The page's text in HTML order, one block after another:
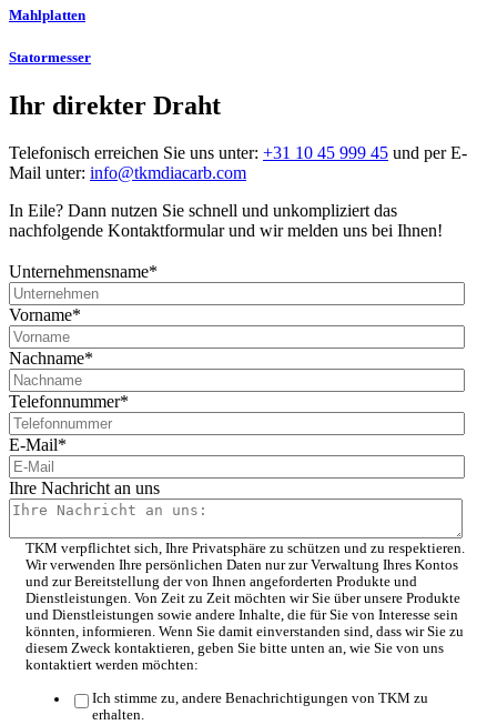
Mahlplatten
Statormesser
Ihr direkter Draht
Telefonisch erreichen Sie uns unter: +31 10 45 999 45 und per E-
Mail unter: info@tkmdiacarb.com
In Eile? Dann nutzen Sie schnell und unkompliziert das
nachfolgende Kontaktformular und wir melden uns bei Ihnen!
Unternehmensname*
Vorname*
Nachname*
Telefonnummer*
E-Mail*
Ihre Nachricht an uns
TKM verpflichtet sich, Ihre Privatsphäre zu schützen und zu respektieren.
Wir verwenden Ihre persönlichen Daten nur zur Verwaltung Ihres Kontos
und zur Bereitstellung der von Ihnen angeforderten Produkte und
Dienstleistungen. Von Zeit zu Zeit möchten wir Sie über unsere Produkte
und Dienstleistungen sowie andere Inhalte, die für Sie von Interesse sein
könnten, informieren. Wenn Sie damit einverstanden sind, dass wir Sie zu
diesem Zweck kontaktieren, geben Sie bitte unten an, wie Sie von uns
kontaktiert werden möchten:
Ich stimme zu, andere Benachrichtigungen von TKM zu
erhalten.